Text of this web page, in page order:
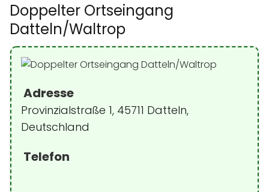
Doppelter Ortseingang
Datteln/Waltrop
Adresse
Provinzialstraße 1, 45711 Datteln,
Deutschland
Telefon